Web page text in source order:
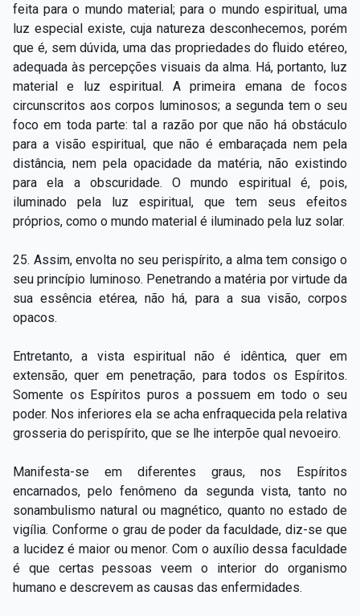
feita para o mundo material; para o mundo espiritual, uma
luz especial existe, cuja natureza desconhecemos, porém
que é, sem dúvida, uma das propriedades do fluido etéreo,
adequada às percepções visuais da alma. Há, portanto, luz
material e luz espiritual. A primeira emana de focos
circunscritos aos corpos luminosos; a segunda tem o seu
foco em toda parte: tal a razão por que não há obstáculo
para a visão espiritual, que não é embaraçada nem pela
distância, nem pela opacidade da matéria, não existindo
para ela a obscuridade. O mundo espiritual é, pois,
iluminado pela luz espiritual, que tem seus efeitos
próprios, como o mundo material é iluminado pela luz solar.
25. Assim, envolta no seu perispírito, a alma tem consigo o
seu princípio luminoso. Penetrando a matéria por virtude da
sua essência etérea, não há, para a sua visão, corpos
opacos.
Entretanto, a vista espiritual não é idêntica, quer em
extensão, quer em penetração, para todos os Espíritos.
Somente os Espíritos puros a possuem em todo o seu
poder. Nos inferiores ela se acha enfraquecida pela relativa
grosseria do perispírito, que se lhe interpõe qual nevoeiro.
Manifesta-se em diferentes graus, nos Espíritos
encarnados, pelo fenômeno da segunda vista, tanto no
sonambulismo natural ou magnético, quanto no estado de
vigília. Conforme o grau de poder da faculdade, diz-se que
a lucidez é maior ou menor. Com o auxílio dessa faculdade
é que certas pessoas veem o interior do organismo
humano e descrevem as causas das enfermidades.